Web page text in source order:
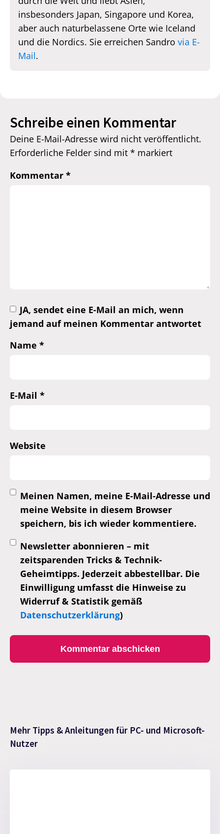
insbesonders Japan, Singapore und Korea,
aber auch naturbelassene Orte wie Iceland
und die Nordics. Sie erreichen Sandro via E-
Mail.
Schreibe einen Kommentar
Deine E-Mail-Adresse wird nicht veröffentlicht.
Erforderliche Felder sind mit * markiert
Kommentar *
JA, sendet eine E-Mail an mich, wenn
jemand auf meinen Kommentar antwortet
Name *
E-Mail *
Website
Meinen Namen, meine E-Mail-Adresse und
meine Website in diesem Browser
speichern, bis ich wieder kommentiere.
Newsletter abonnieren – mit
zeitsparenden Tricks & Technik-
Geheimtipps. Jederzeit abbestellbar. Die
Einwilligung umfasst die Hinweise zu
Widerruf & Statistik gemäß
Datenschutzerklärung)
Mehr Tipps & Anleitungen für PC- und Microsoft-
Nutzer